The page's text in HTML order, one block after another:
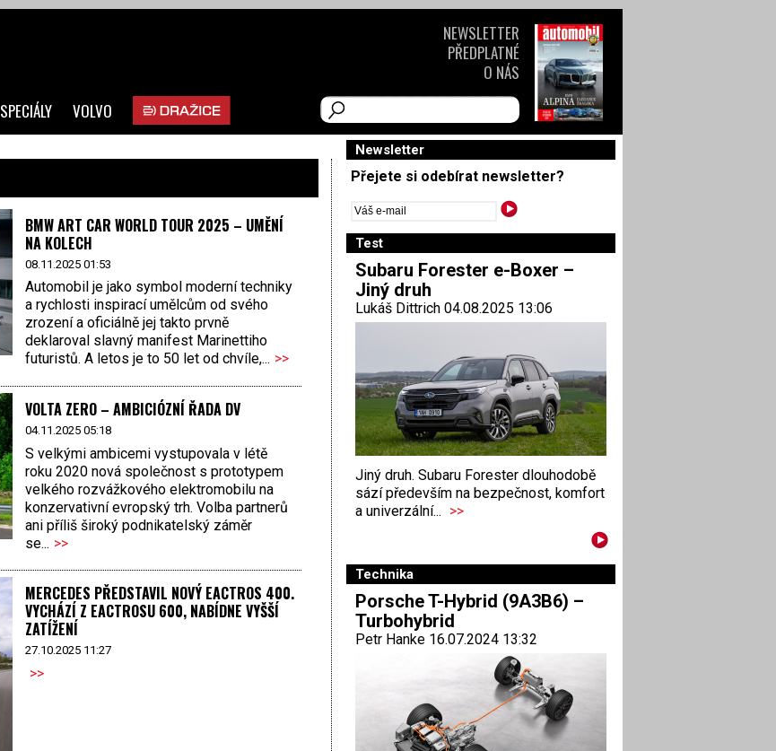
BMW ART CAR WORLD TOUR 2025 – UMĚNÍ
NA KOLECH
08.11.2025 01:53
Automobil je jako symbol moderní techniky
a rychlosti inspirací umělcům od svého
zrození a oficiálně jej takto prvně
deklaroval slavný manifest Marinettiho
futuristů. A letos je to 50 let od chvíle,... >>
VOLTA ZERO – AMBICIÓZNÍ ŘADA DV
04.11.2025 05:18
S velkými ambicemi vystupovala v létě
roku 2020 nová společnost s prototypem
velkého rozvážkového elektromobilu na
konzervativní evropský trh. Volba partnerů
ani příliš široký podnikatelský záměr
se... >>
MERCEDES PŘEDSTAVIL NOVÝ EACTROS 400.
VYCHÁZÍ Z EACTROSU 600, NABÍDNE VYŠŠÍ
ZATÍŽENÍ
27.10.2025 11:27
>>
Newsletter
Přejete si odebírat newsletter?
Test
Subaru Forester e-Boxer –
Jiný druh
Lukáš Dittrich 04.08.2025 13:06
Jiný druh. Subaru Forester dlouhodobě
sází především na bezpečnost, komfort
a univerzální... >>
Technika
Porsche T-Hybrid (9A3B6) –
Turbohybrid
Petr Hanke 16.07.2024 13:32
SPECIÁLY VOLVO
NEWSLETTER
PŘEDPLATNÉ
O NÁS